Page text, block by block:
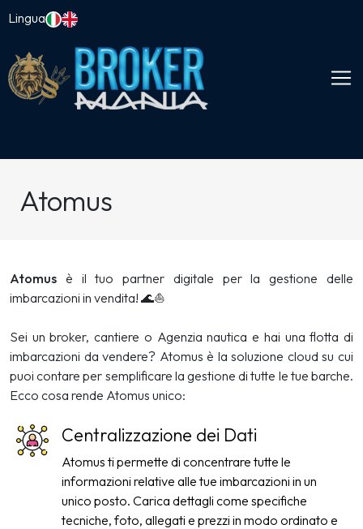
Lingua
Atomus
Atomus è il tuo partner digitale per la gestione delle
imbarcazioni in vendita! 🌊⛵
Sei un broker, cantiere o Agenzia nautica e hai una flotta di
imbarcazioni da vendere? Atomus è la soluzione cloud su cui
puoi contare per semplificare la gestione di tutte le tue barche.
Ecco cosa rende Atomus unico:
Centralizzazione dei Dati
Atomus ti permette di concentrare tutte le
informazioni relative alle tue imbarcazioni in un
unico posto. Carica dettagli come specifiche
tecniche, foto, allegati e prezzi in modo ordinato e